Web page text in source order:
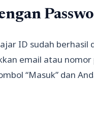
ID sudah berhasil
email atau
“Masuk” dan